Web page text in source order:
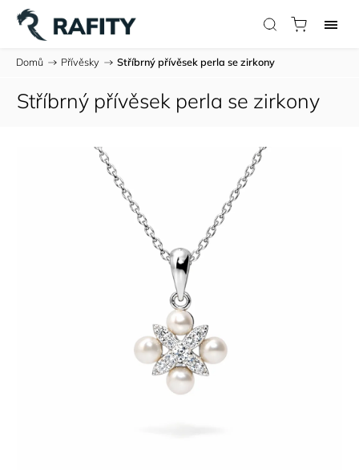
Domů / Přívěsky / Stříbrný přívěsek perla se zirkony
Stříbrný přívěsek perla se zirkony